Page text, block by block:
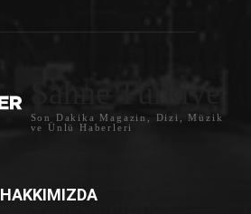
Sahne Türkiye
Son Dakika Magazin, Dizi, Müzik
ve Ünlü Haberleri
HAKKIMIZDA